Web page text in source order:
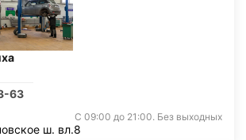
63
С 09:00 до 21:00. Без выходных
ш. вл.8